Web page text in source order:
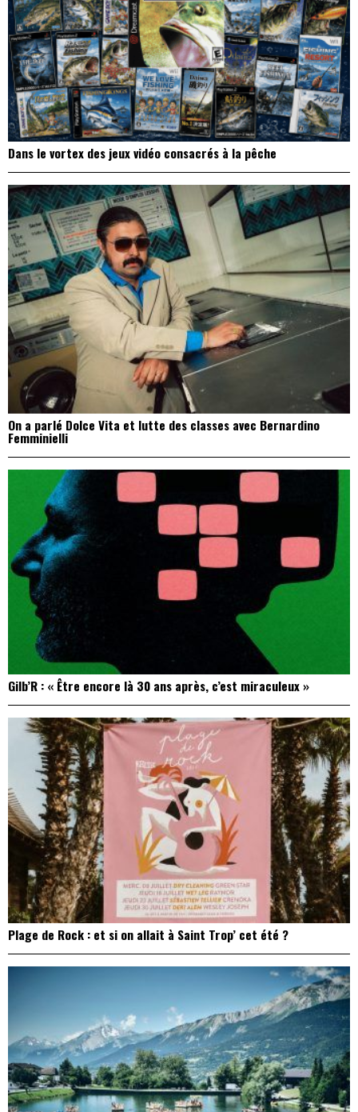
Dans le vortex des jeux vidéo consacrés à la pêche
On a parlé Dolce Vita et lutte des classes avec Bernardino
Femminielli
Gilb’R : « Être encore là 30 ans après, c’est miraculeux »
Plage de Rock : et si on allait à Saint Trop’ cet été ?